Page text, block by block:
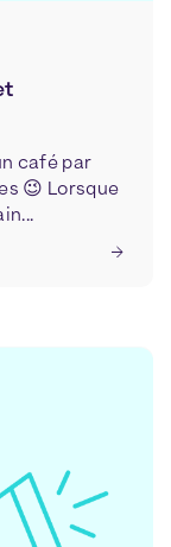
café par
😉 Lorsque